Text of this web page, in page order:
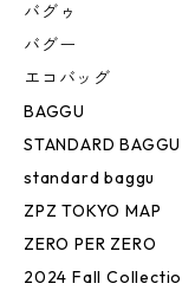
バグゥ
バグー
エコバッグ
BAGGU
STANDARD BAGGU
standard baggu
ZPZ TOKYO MAP
ZERO PER ZERO
2024 Fall